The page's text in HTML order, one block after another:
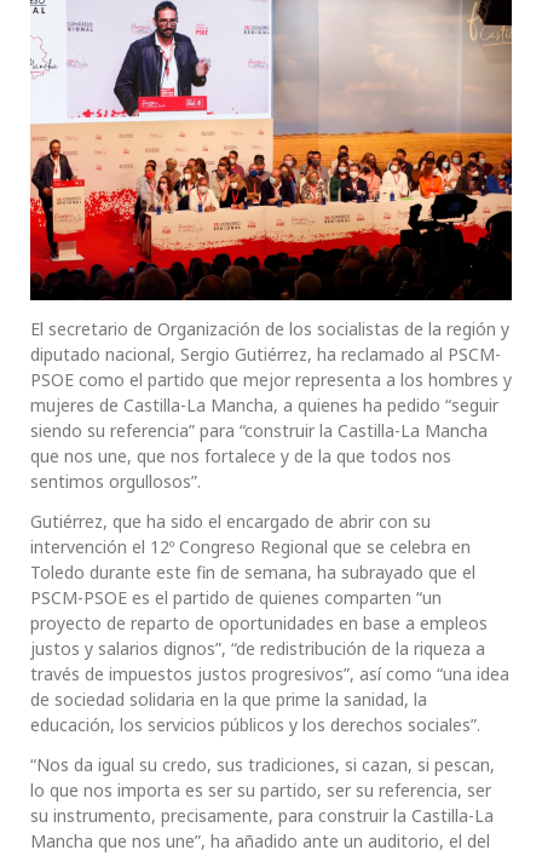
El secretario de Organización de los socialistas de la región y
diputado nacional, Sergio Gutiérrez, ha reclamado al PSCM-
PSOE como el partido que mejor representa a los hombres y
mujeres de Castilla-La Mancha, a quienes ha pedido “seguir
siendo su referencia” para “construir la Castilla-La Mancha
que nos une, que nos fortalece y de la que todos nos
sentimos orgullosos”.
Gutiérrez, que ha sido el encargado de abrir con su
intervención el 12º Congreso Regional que se celebra en
Toledo durante este fin de semana, ha subrayado que el
PSCM-PSOE es el partido de quienes comparten “un
proyecto de reparto de oportunidades en base a empleos
justos y salarios dignos”, “de redistribución de la riqueza a
través de impuestos justos progresivos”, así como “una idea
de sociedad solidaria en la que prime la sanidad, la
educación, los servicios públicos y los derechos sociales”.
“Nos da igual su credo, sus tradiciones, si cazan, si pescan,
lo que nos importa es ser su partido, ser su referencia, ser
su instrumento, precisamente, para construir la Castilla-La
Mancha que nos une”, ha añadido ante un auditorio, el del